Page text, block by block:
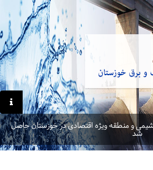
و منطقه ویژه اقتصادی در خوزستان حاصل
شد